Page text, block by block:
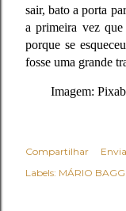
sair, bato a porta
a primeira vez
porque se
fosse uma grande
Imagem:
Compartilhar
Labels: MÁRIO